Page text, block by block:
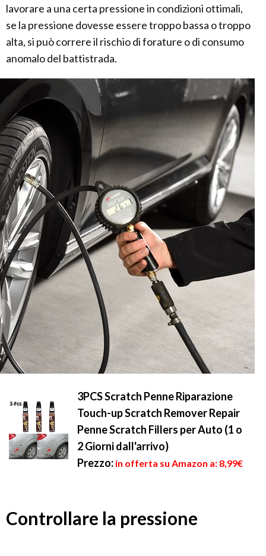
lavorare a una certa pressione in condizioni ottimali,
se la pressione dovesse essere troppo bassa o troppo
alta, si può correre il rischio di forature o di consumo
anomalo del battistrada.
3PCS Scratch Penne Riparazione
Touch-up Scratch Remover Repair
Penne Scratch Fillers per Auto (1 o
2 Giorni dall'arrivo)
Prezzo: in offerta su Amazon a: 8,99€
Controllare la pressione